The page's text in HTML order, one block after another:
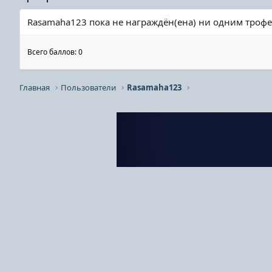
Rasamaha123 пока не награждён(ена) ни одним
Всего баллов: 0
Главная Пользователи Rasamaha123